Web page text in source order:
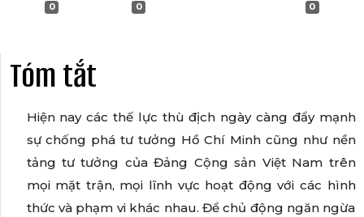
0 0 0
Tóm tắt
Hiện nay các thế lực thù địch ngày càng đẩy mạnh
sự chống phá tư tưởng Hồ Chí Minh cũng như nền
tảng tư tưởng của Đảng Cộng sản Việt Nam trên
mọi mặt trận, mọi lĩnh vực hoạt động với các hình
thức và phạm vi khác nhau. Để chủ động ngăn ngừa